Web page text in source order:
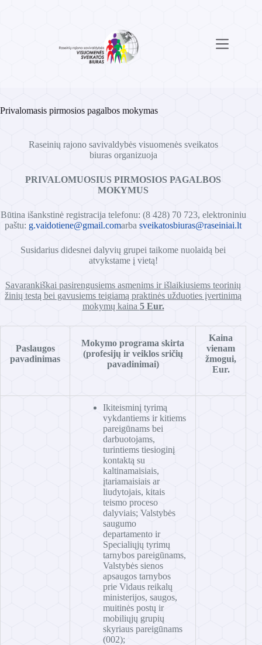
Privalomasis pirmosios pagalbos mokymas
Raseinių rajono savivaldybės visuomenės sveikatos
biuras organizuoja
PRIVALOMUOSIUS PIRMOSIOS PAGALBOS
MOKYMUS
Būtina išankstinė registracija telefonu: (8 428) 70 723, elektroniniu
paštu: g.vaidotiene@gmail.comarbasveikatosbiuras@raseiniai.lt
Susidarius didesnei dalyvių grupei taikome nuolaidą bei
atvykstame į vietą!
Savarankiškai pasirengusiems asmenims ir išlaikiusiems teorinių
žinių testą bei gavusiems teigiamą praktinės užduoties įvertinimą
mokymų kaina 5 Eur.
Paslaugos
pavadinimas
Mokymo programa skirta
(profesijų ir veiklos sričių
pavadinimai)
Kaina
vienam
žmogui,
Eur.
Ikiteisminį tyrimą
vykdantiems ir kitiems
pareigūnams bei
darbuotojams,
turintiems tiesioginį
kontaktą su
kaltinamaisiais,
įtariamaisiais ar
liudytojais, kitais
teismo proceso
dalyviais; Valstybės
saugumo
departamento ir
Specialiųjų tyrimų
tarnybos pareigūnams,
Valstybės sienos
apsaugos tarnybos
prie Vidaus reikalų
ministerijos, saugos,
muitinės postų ir
mobiliųjų grupių
skyriaus pareigūnams
(002);